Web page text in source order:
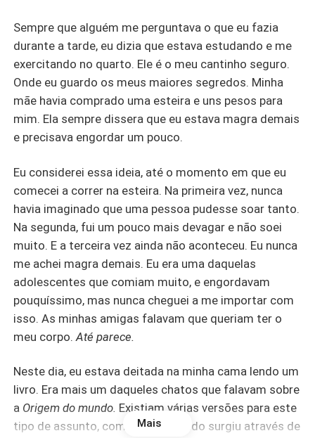
Sempre que alguém me perguntava o que eu fazia
durante a tarde, eu dizia que estava estudando e me
exercitando no quarto. Ele é o meu cantinho seguro.
Onde eu guardo os meus maiores segredos. Minha
mãe havia comprado uma esteira e uns pesos para
mim. Ela sempre dissera que eu estava magra demais
e precisava engordar um pouco.
Eu considerei essa ideia, até o momento em que eu
comecei a correr na esteira. Na primeira vez, nunca
havia imaginado que uma pessoa pudesse soar tanto.
Na segunda, fui um pouco mais devagar e não soei
muito. E a terceira vez ainda não aconteceu. Eu nunca
me achei magra demais. Eu era uma daquelas
adolescentes que comiam muito, e engordavam
pouquíssimo, mas nunca cheguei a me importar com
isso. As minhas amigas falavam que queriam ter o
meu corpo.Até parece.
Neste dia, eu estava deitada na minha cama lendo um
livro. Era mais um daqueles chatos que falavam sobre
a Origem do mundo. Existiam várias versões para este
tipo de assunto, como que o mundo surgiu através de
Mais